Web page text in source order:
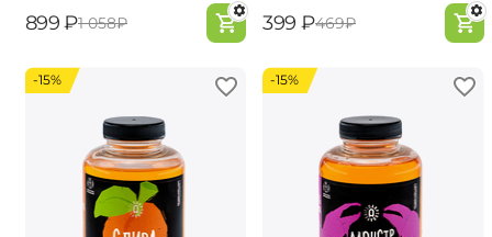
‍899‍ ₽‍1 058‍₽ ‍399‍ ₽‍469‍₽
-15% -15%